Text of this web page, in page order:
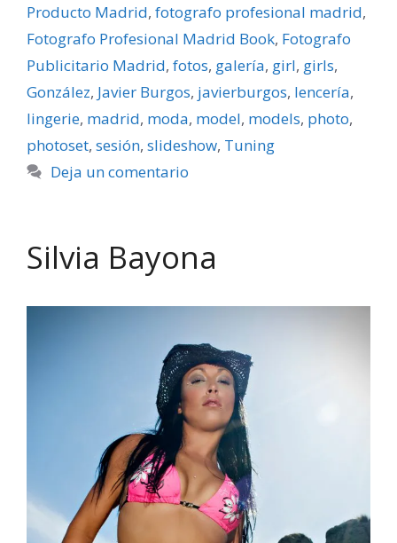
Producto Madrid, fotografo profesional madrid,
Fotografo Profesional Madrid Book, Fotografo
Publicitario Madrid, fotos, galerí­a, girl, girls,
González, Javier Burgos, javierburgos, lencerí­a,
lingerie, madrid, moda, model, models, photo,
photoset, sesión, slideshow, Tuning
Deja un comentario
Silvia Bayona